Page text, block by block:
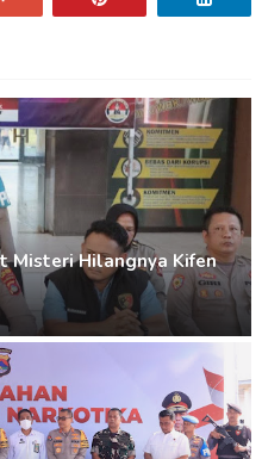
Misteri Hilangnya Kifen